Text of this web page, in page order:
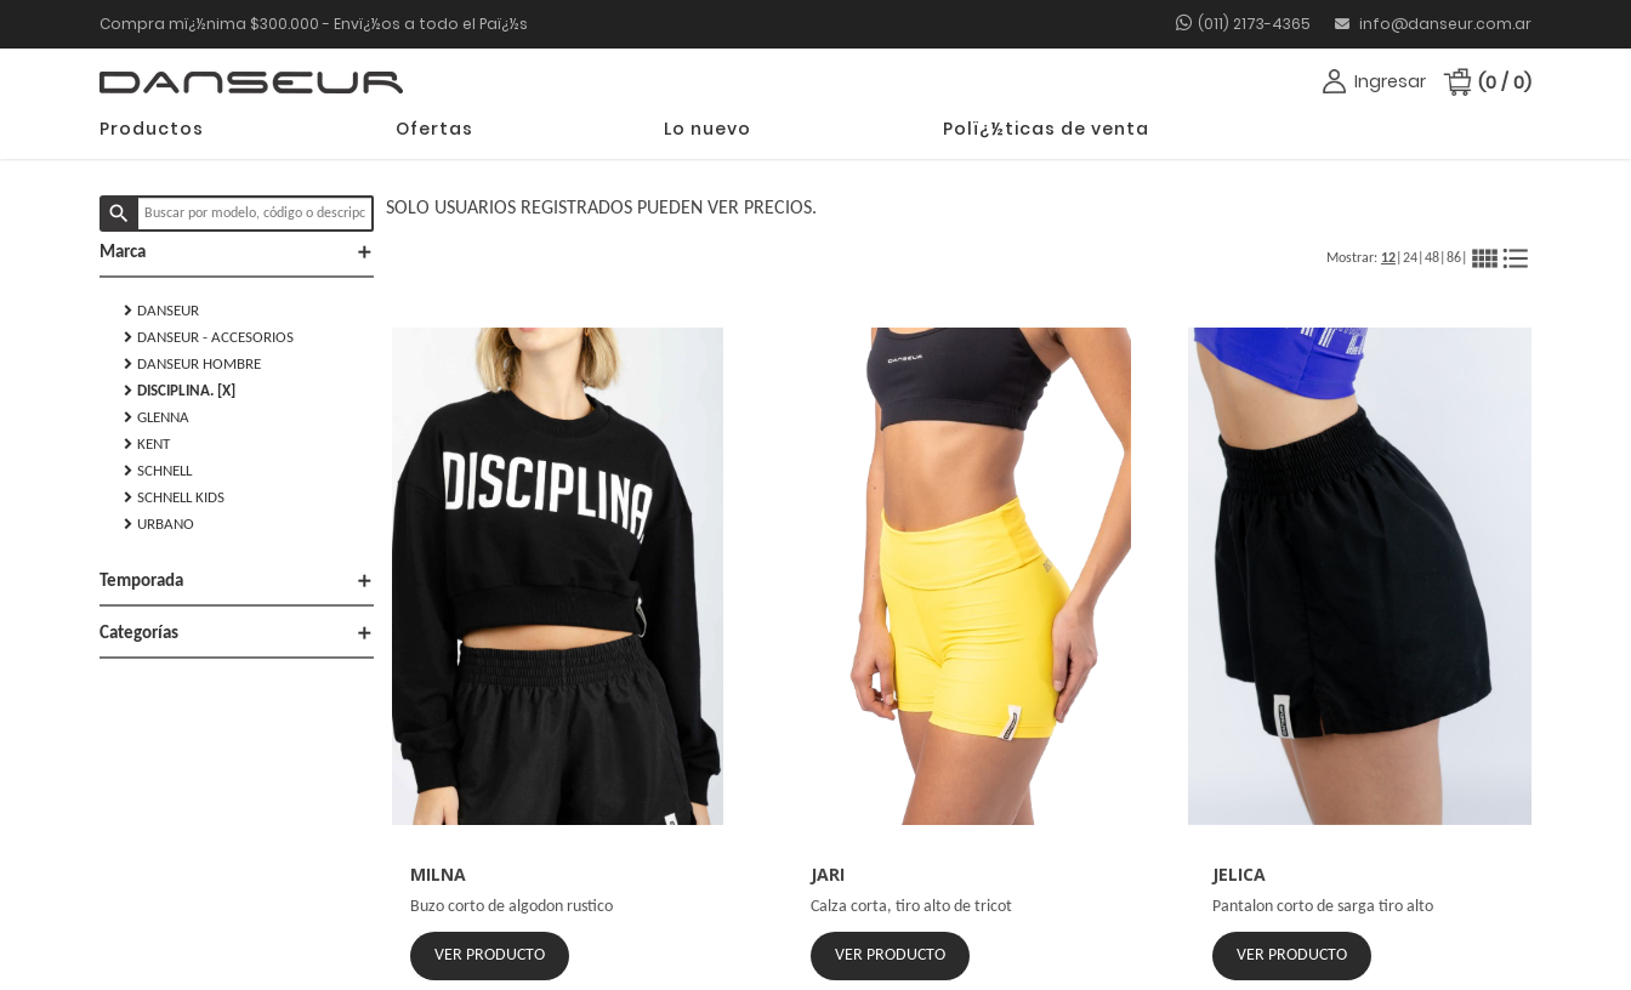
Compra mï¿½nima $300.000 - Envï¿½os a todo el Paï¿½s (011) 2173-4365 info@danseur.com.ar
Ingresar (0 / 0)
Productos Ofertas Lo nuevo Polï¿½ticas de venta
search
Marca add
chevron_right DANSEUR
chevron_right DANSEUR - ACCESORIOS
chevron_right DANSEUR HOMBRE
chevron_right DISCIPLINA. [X]
chevron_right GLENNA
chevron_right KENT
chevron_right SCHNELL
chevron_right SCHNELL KIDS
chevron_right URBANO
Temporada add
Categorías add
SOLO USUARIOS REGISTRADOS PUEDEN VER PRECIOS.
Mostrar: 12 24 48 86 view_comfyformat_list_bulleted
MILNA
Buzo corto de algodon rustico
VER PRODUCTO
JARI
Calza corta, tiro alto de tricot
VER PRODUCTO
JELICA
Pantalon corto de sarga tiro alto
VER PRODUCTO